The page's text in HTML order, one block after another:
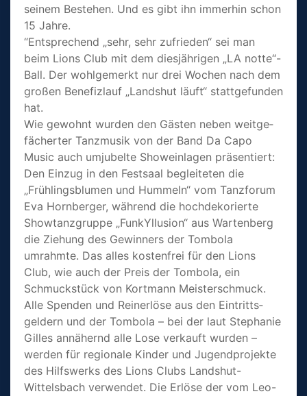
seinem Bestehen. Und es gibt ihn immerhin schon
15 Jahre.
“Entsprechend „sehr, sehr zufrieden“ sei man
beim Lions Club mit dem diesjährigen „LA notte“-
Ball. Der wohlgemerkt nur drei Wochen nach dem
großen Benefizlauf „Landshut läuft“ stattge­funden
hat.
Wie gewohnt wurden den Gästen neben weitge­
fä­cherter Tanzmusik von der Band Da Capo
Music auch umjubelte Showeinlagen präsentiert:
Den Einzug in den Festsaal begleiteten die
„Frühlings­blumen und Hummeln“ vom Tanzforum
Eva Hornberger, während die hochde­ko­rierte
Showtanz­gruppe „FunkYl­lusion“ aus Wartenberg
die Ziehung des Gewinners der Tombola
umrahmte. Das alles kostenfrei für den Lions
Club, wie auch der Preis der Tombola, ein
Schmuckstück von Kortmann Meister­schmuck.
Alle Spenden und Reinerlöse aus den Eintritts­
geldern und der Tombola – bei der laut Stephanie
Gilles annähernd alle Lose verkauft wurden –
werden für regionale Kinder und Jugend­projekte
des Hilfswerks des Lions Clubs Landshut-
Wittelsbach verwendet. Die Erlöse der vom Leo-